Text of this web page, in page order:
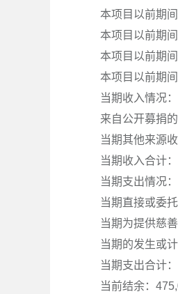
本项目以前期间
本项目以前期
本项目以前期
本项目以前期
当期收入情况：
来自公开募捐
当期其他来源
当期收入合计
当期支出情况：
当期直接或委
当期为提供慈
当期的发生或
当期支出合计
当前结余：